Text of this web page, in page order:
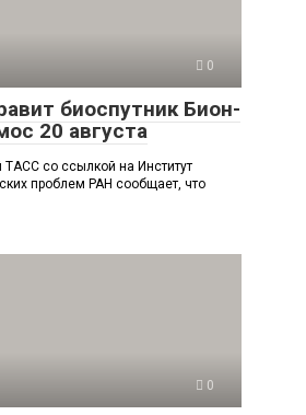
0
биоспутник Бион-
20 августа
со ссылкой на Институт
проблем РАН сообщает, что
0